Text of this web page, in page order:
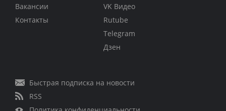
Вакансии
Контакты
VK Видео
Rutube
Telegram
Дзен
Быстрая подписка на новости
RSS